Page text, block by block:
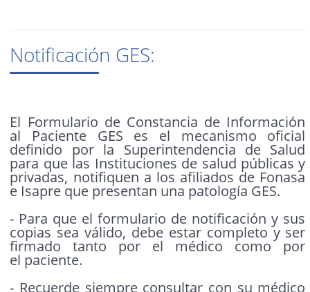
Notificación GES:
El Formulario de Constancia de Información
al Paciente GES es el mecanismo oficial
definido por la Superintendencia de Salud
para que las Instituciones de salud públicas y
privadas, notifiquen a los afiliados de Fonasa
e Isapre que presentan una patología GES.
- Para que el formulario de notificación y sus
copias sea válido, debe estar completo y ser
firmado tanto por el médico como por
el paciente.
- Recuerde siempre consultar con su médico